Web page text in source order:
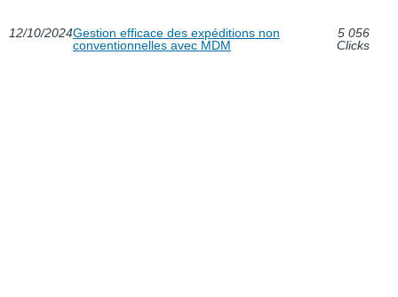
12/10/2024Gestion efficace des expéditions non
conventionnelles avec MDM
5 056
Clicks